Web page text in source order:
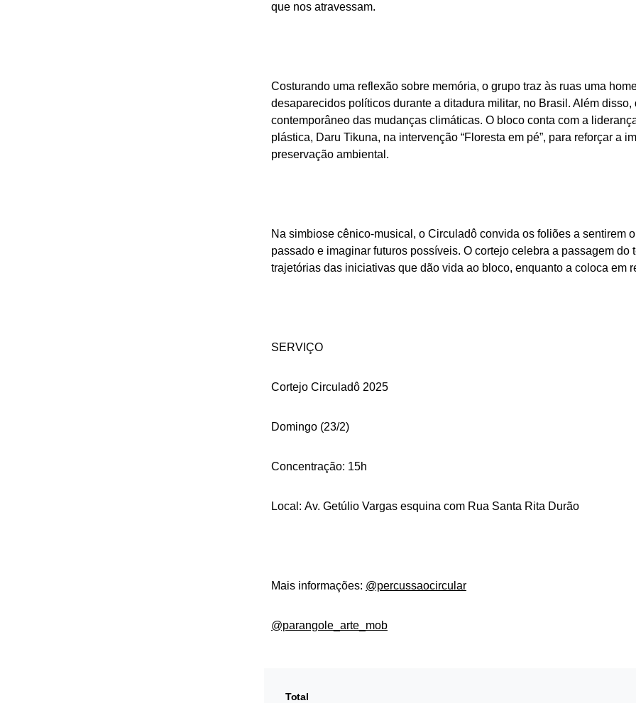
que nos atravessam.
Costurando uma reflexão sobre memória, o grupo traz às ruas uma
desaparecidos políticos durante a ditadura militar, no Brasil. Além disso,
contemporâneo das mudanças climáticas. O bloco conta com a
plástica, Daru Tikuna, na intervenção “Floresta em pé”, para reforçar a
preservação ambiental.
Na simbiose cênico-musical, o Circuladô convida os foliões a sentirem
passado e imaginar futuros possíveis. O cortejo celebra a passagem do
trajetórias das iniciativas que dão vida ao bloco, enquanto a coloca em
SERVIÇO
Cortejo Circuladô 2025
Domingo (23/2)
Concentração: 15h
Local: Av. Getúlio Vargas esquina com Rua Santa Rita Durão
Mais informações: @percussaocircular
@parangole_arte_mob
Total